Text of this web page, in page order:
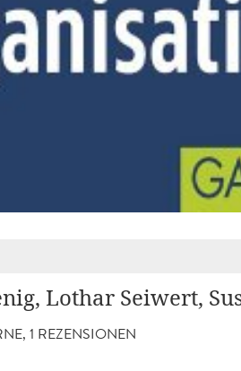
Lothar Seiwert,
1 REZENSIONEN